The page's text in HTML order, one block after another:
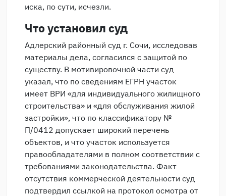
иска, по сути, исчезли.
Что установил суд
Адлерский районный суд г. Сочи, исследовав
материалы дела, согласился с защитой по
существу. В мотивировочной части суд
указал, что по сведениям ЕГРН участок
имеет ВРИ «для индивидуального жилищного
строительства» и «для обслуживания жилой
застройки», что по классификатору №
П/0412 допускает широкий перечень
объектов, и что участок используется
правообладателями в полном соответствии с
требованиями законодательства. Факт
отсутствия коммерческой деятельности суд
подтвердил ссылкой на протокол осмотра от